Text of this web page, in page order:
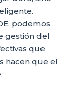
podemos
gestión del
que
hacen que el